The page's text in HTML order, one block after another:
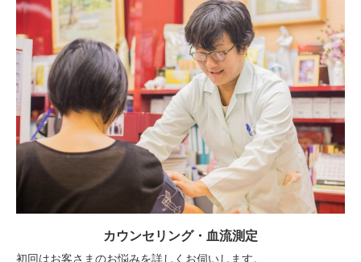
カウンセリング・血流測定
初回はお客さまのお悩みを詳しくお伺いします。